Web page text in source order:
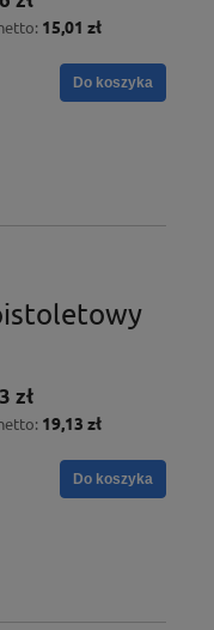
15,01 zł
Do koszyka
zł
19,13 zł
Do koszyka